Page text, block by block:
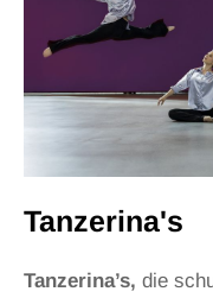
Tanzerina's
Tanzerina’s, die